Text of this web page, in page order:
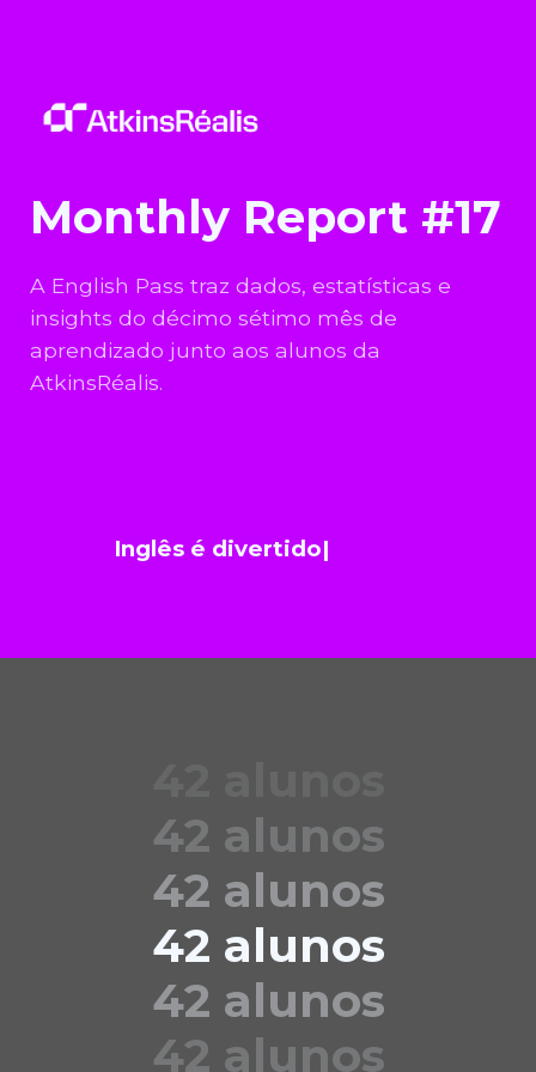
Monthly Report #17
A English Pass traz dados, estatísticas e
insights do décimo sétimo mês de
aprendizado junto aos alunos da
AtkinsRéalis.
Inglês é divertido|
42 alunos
42 alunos
42 alunos
42 alunos
42 alunos